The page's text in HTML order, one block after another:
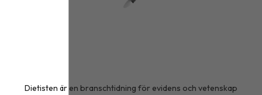
Dietisten är en branschtidning för evidens och vetenskap